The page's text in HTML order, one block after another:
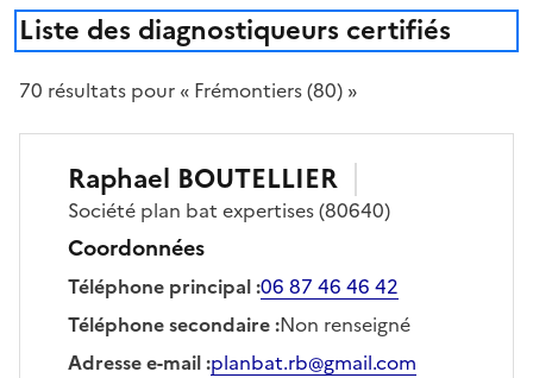
Liste des diagnostiqueurs certifiés
70 résultats pour « Frémontiers (80) »
Raphael BOUTELLIER
Société plan bat expertises(80640)
Coordonnées
Téléphone principal:06 87 46 46 42
Téléphone secondaire:Non renseigné
Adresse e-mail:planbat.rb@gmail.com